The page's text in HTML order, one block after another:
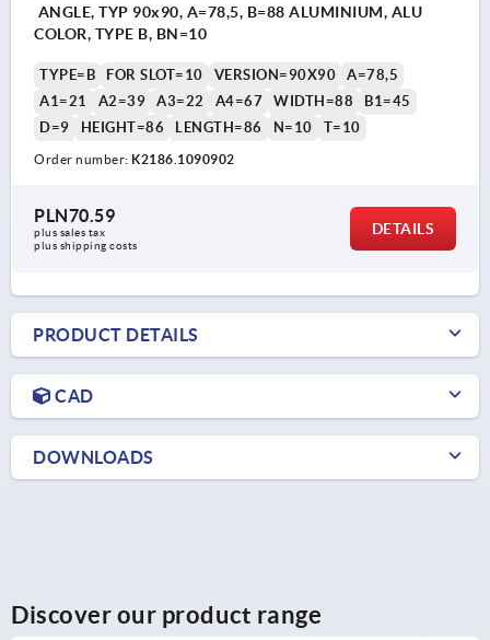
ANGLE, TYP 90x90, A=78,5, B=88 ALUMINIUM, ALU
COLOR, TYPE B, BN=10
TYPE=B FOR SLOT=10 VERSION=90X90
A=78,5
A1=21
A2=39 A3=22 A4=67 WIDTH=88
B1=45
D=9
HEIGHT=86 LENGTH=86 N=10 T=10
Order number: K2186.1090902
PLN70.59
plus sales tax
plus shipping costs
DETAILS
PRODUCT DETAILS
CAD
DOWNLOADS
Discover our product range